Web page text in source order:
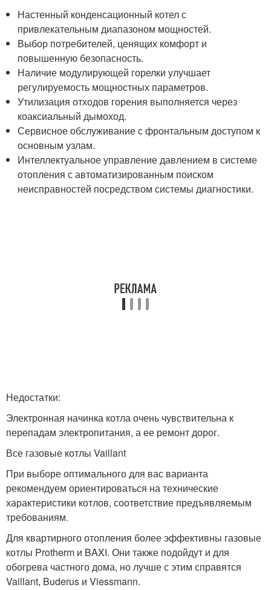
Настенный конденсационный котел с
привлекательным диапазоном мощностей.
Выбор потребителей, ценящих комфорт и
повышенную безопасность.
Наличие модулирующей горелки улучшает
регулируемость мощностных параметров.
Утилизация отходов горения выполняется через
коаксиальный дымоход.
Сервисное обслуживание с фронтальным доступом к
основным узлам.
Интеллектуальное управление давлением в системе
отопления с автоматизированным поиском
неисправностей посредством системы диагностики.
Недостатки:
Электронная начинка котла очень чувствительна к
перепадам электропитания, а ее ремонт дорог.
Все газовые котлы Vaillant
При выборе оптимального для вас варианта
рекомендуем ориентироваться на технические
характеристики котлов, соответствие предъявляемым
требованиям.
Для квартирного отопления более эффективны газовые
котлы Protherm и BAXI. Они также подойдут и для
обогрева частного дома, но лучше с этим справятся
Vaillant, Buderus и Viessmann.